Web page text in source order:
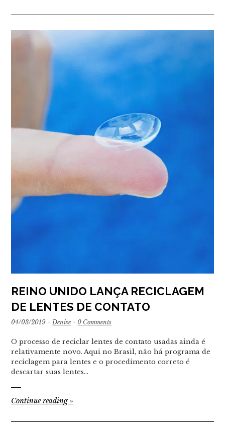
REINO UNIDO LANÇA RECICLAGEM
DE LENTES DE CONTATO
04/03/2019 · Denise · 0 Comments
O processo de reciclar lentes de contato usadas ainda é
relativamente novo. Aqui no Brasil, não há programa de
reciclagem para lentes e o procedimento correto é
descartar suas lentes…
Continue reading»